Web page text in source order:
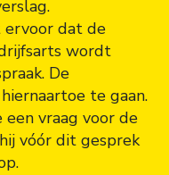
ervoor dat de
wordt
De
te gaan.
vraag voor de
vóór dit gesprek